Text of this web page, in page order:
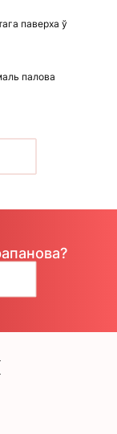
паверха ў
палова